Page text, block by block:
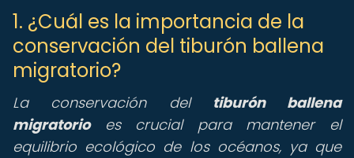
1. ¿Cuál es la importancia de la
conservación del tiburón ballena
migratorio?
La conservación del tiburón ballena
migratorioes crucial para mantener el
equilibrio ecológico de los océanos, ya que